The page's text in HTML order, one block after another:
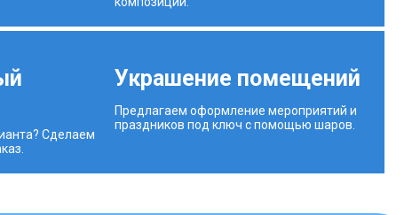
Сделаем
Украшение помещений
Предлагаем оформление мероприятий и
праздников под ключ с помощью шаров.